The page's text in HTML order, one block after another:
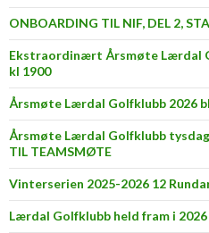
ONBOARDING TIL NIF, DEL 2,
Ekstraordinært Årsmøte Lærdal
kl 1900
Årsmøte Lærdal Golfklubb 2026
Årsmøte Lærdal Golfklubb
TIL TEAMSMØTE
Vinterserien 2025-2026 12
Lærdal Golfklubb held fram i 2026